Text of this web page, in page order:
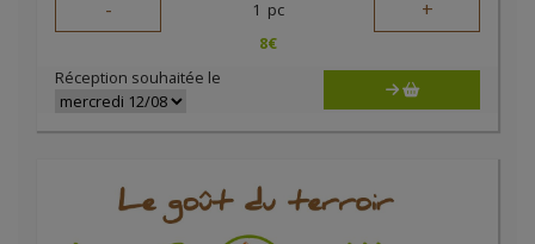
- 1 pc +
8€
Réception souhaitée le